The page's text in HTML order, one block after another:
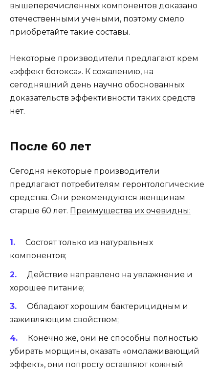
вышеперечисленных компонентов доказано
отечественными учеными, поэтому смело
приобретайте такие составы.
Некоторые производители предлагают крем
«эффект ботокса». К сожалению, на
сегодняшний день научно обоснованных
доказательств эффективности таких средств
нет.
После 60 лет
Сегодня некоторые производители
предлагают потребителям геронтологические
средства. Они рекомендуются женщинам
старше 60 лет. Преимущества их очевидны:
Состоят только из натуральных
компонентов;
Действие направлено на увлажнение и
хорошее питание;
Обладают хорошим бактерицидным и
заживляющим свойством;
Конечно же, они не способны полностью
убирать морщины, оказать «омолаживающий
эффект», они попросту оставляют кожный